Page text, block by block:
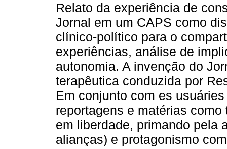
Relato da experiência de
Jornal em um CAPS como
clínico-político para o
experiências, análise de
autonomia. A invenção do
terapêutica conduzida por
Em conjunto com es
reportagens e matérias
em liberdade, primando pela
alianças) e protagonismo